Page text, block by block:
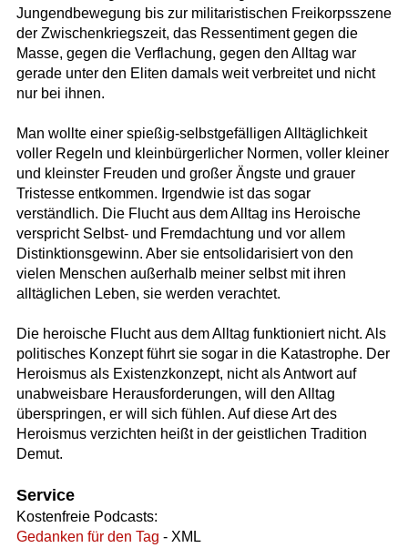
Jungendbewegung bis zur militaristischen Freikorpsszene
der Zwischenkriegszeit, das Ressentiment gegen die
Masse, gegen die Verflachung, gegen den Alltag war
gerade unter den Eliten damals weit verbreitet und nicht
nur bei ihnen.
Man wollte einer spießig-selbstgefälligen Alltäglichkeit
voller Regeln und kleinbürgerlicher Normen, voller kleiner
und kleinster Freuden und großer Ängste und grauer
Tristesse entkommen. Irgendwie ist das sogar
verständlich. Die Flucht aus dem Alltag ins Heroische
verspricht Selbst- und Fremdachtung und vor allem
Distinktionsgewinn. Aber sie entsolidarisiert von den
vielen Menschen außerhalb meiner selbst mit ihren
alltäglichen Leben, sie werden verachtet.
Die heroische Flucht aus dem Alltag funktioniert nicht. Als
politisches Konzept führt sie sogar in die Katastrophe. Der
Heroismus als Existenzkonzept, nicht als Antwort auf
unabweisbare Herausforderungen, will den Alltag
überspringen, er will sich fühlen. Auf diese Art des
Heroismus verzichten heißt in der geistlichen Tradition
Demut.
Service
Kostenfreie Podcasts:
Gedanken für den Tag - XML